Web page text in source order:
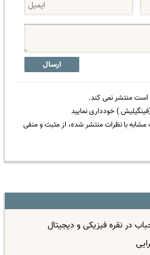
ارسال
است منتشر نمی کند.
) خودداری نمایید
با نظرات منتشر شده، از مثبت و منفی
در نقره فیزیکی و دیجیتال